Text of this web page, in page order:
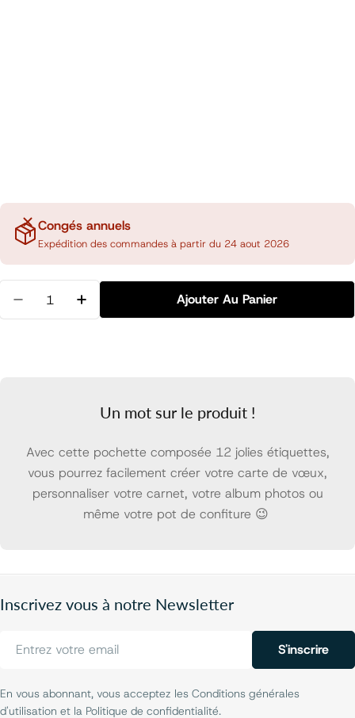
Congés annuels
Expédition des commandes à partir du 24 aout 2026
Diminuer La Quantité Pour Étiquettes Collantes
Augmenter La Quantité Pour Étiquettes
Ajouter Au Panier
Un mot sur le produit !
Avec cette pochette composée 12 jolies étiquettes,
vous pourrez facilement créer votre carte de vœux,
personnaliser votre carnet, votre album photos ou
même votre pot de confiture 😉
Inscrivez vous à notre Newsletter
S'inscrire
En vous abonnant, vous acceptez les Conditions générales
d'utilisation et la Politique de confidentialité.